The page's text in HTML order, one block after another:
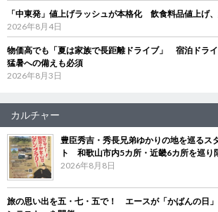
「中東発」値上げラッシュが本格化 飲食料品値上げ
2026年8月4日
物価高でも「夏は家族で長距離ドライブ」 宿泊ドラ
猛暑への備えも必須
2026年8月3日
カルチャー
豊臣秀吉・秀長兄弟ゆかりの地を巡るス
ト 和歌山市内5カ所・近畿6カ所を巡り
2026年8月8日
旅の思い出を五・七・五で！ エースが「かばんの日